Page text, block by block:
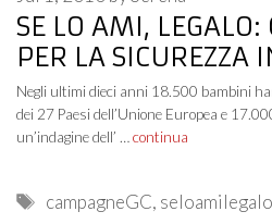
SE LO AMI,
PER LA SICUREZZA
Negli ultimi dieci anni 18.500 bambini
dei 27 Paesi dell’Unione Europea e
un’indagine dell’ … continua
Tags
campagneGC, seloamilegalo